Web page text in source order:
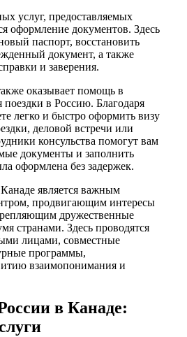
услуг, предоставляемых
оформление документов. Здесь
паспорт, восстановить
документ, а также
и заверения.
оказывает помощь в
в Россию. Благодаря
легко и быстро оформить визу
деловой встречи или
консульства помогут вам
документы и заполнить
оформлена без задержек.
является важным
продвигающим интересы
дружественные
странами. Здесь проводятся
лицами, совместные
программы,
взаимопонимания и
в Канаде: